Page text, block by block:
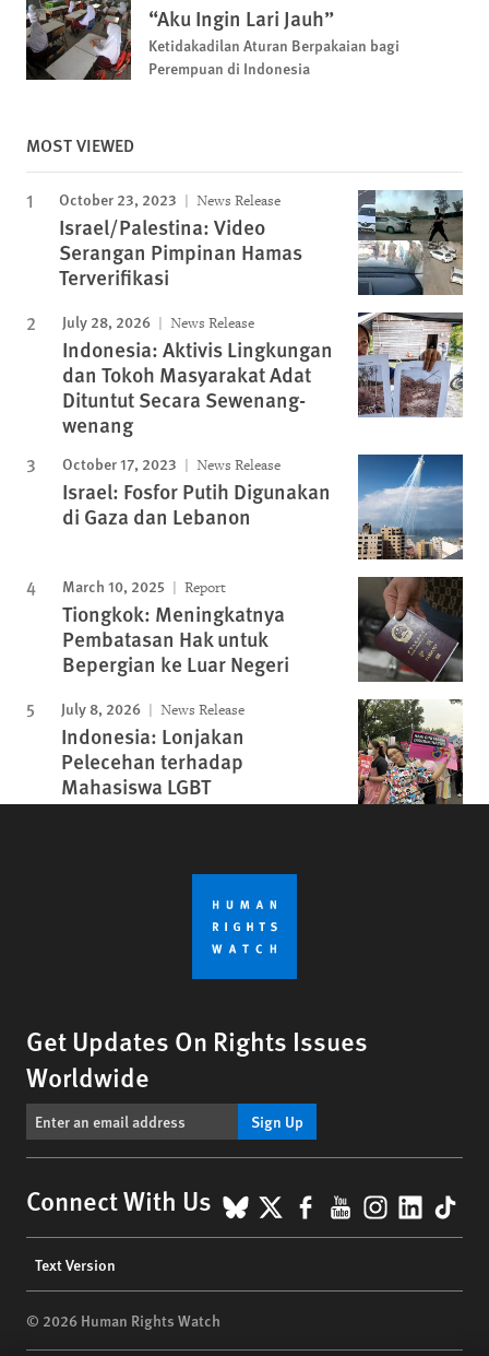
“Aku Ingin Lari Jauh”
Ketidakadilan Aturan Berpakaian bagi
Perempuan di Indonesia
MOST VIEWED
October 23, 2023 News Release
Israel/Palestina: Video
Serangan Pimpinan Hamas
Terverifikasi
July 28, 2026 News Release
Indonesia: Aktivis Lingkungan
dan Tokoh Masyarakat Adat
Dituntut Secara Sewenang-
wenang
October 17, 2023 News Release
Israel: Fosfor Putih Digunakan
di Gaza dan Lebanon
March 10, 2025 Report
Tiongkok: Meningkatnya
Pembatasan Hak untuk
Bepergian ke Luar Negeri
July 8, 2026 News Release
Indonesia: Lonjakan
Pelecehan terhadap
Mahasiswa LGBT
Get Updates On Rights Issues
Worldwide
Sign Up
Connect With Us BlueSky
X Facebook
YouTube
menu
Text Version
© 2026 Human Rights Watch